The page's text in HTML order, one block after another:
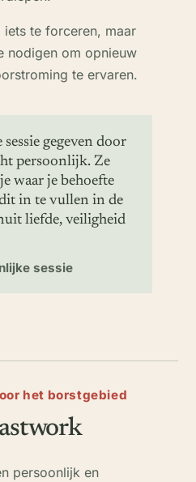
te forceren, maar
nodigen om opnieuw
te ervaren.
gegeven door
persoonlijk. Ze
waar je behoefte
in te vullen in de
liefde, veiligheid
sessie
het borstgebied
persoonlijk en